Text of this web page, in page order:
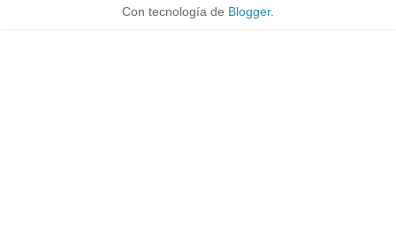
Con tecnología de Blogger.